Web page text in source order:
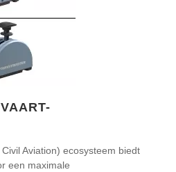
Aviation) ecosysteem biedt
een maximale